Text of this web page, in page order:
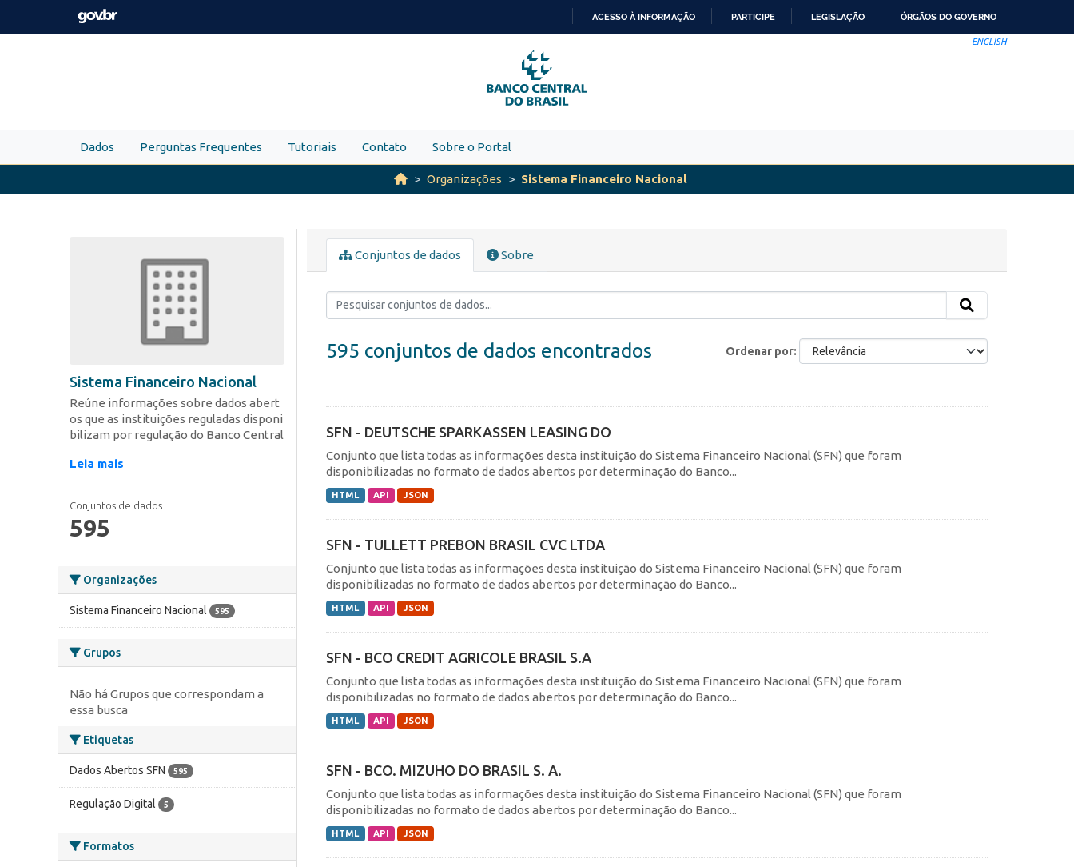
Skip to main content
PARA
O
CONTEÚDO
ACESSO À INFORMAÇÃO PARTICIPE LEGISLAÇÃO ÓRGÃOS DO GOVERNO
ENGLISH
Dados Perguntas Frequentes Tutoriais Contato Sobre o Portal
Organizações Sistema Financeiro Nacional
Sistema Financeiro Nacional
Reúne informações sobre dados abert
os que as instituições reguladas disponi
bilizam por regulação do Banco Central
Leia mais
Conjuntos de dados
595
Organizações
Sistema Financeiro Nacional 595
Grupos
Não há Grupos que correspondam a
essa busca
Etiquetas
Dados Abertos SFN 595
Regulação Digital 5
Formatos
Conjuntos de dados Sobre
Ordenar por
595 conjuntos de dados encontrados
SFN - DEUTSCHE SPARKASSEN LEASING DO
Conjunto que lista todas as informações desta instituição do Sistema Financeiro Nacional (SFN) que foram
disponibilizadas no formato de dados abertos por determinação do Banco...
HTML API JSON
SFN - TULLETT PREBON BRASIL CVC LTDA
Conjunto que lista todas as informações desta instituição do Sistema Financeiro Nacional (SFN) que foram
disponibilizadas no formato de dados abertos por determinação do Banco...
HTML API JSON
SFN - BCO CREDIT AGRICOLE BRASIL S.A
Conjunto que lista todas as informações desta instituição do Sistema Financeiro Nacional (SFN) que foram
disponibilizadas no formato de dados abertos por determinação do Banco...
HTML API JSON
SFN - BCO. MIZUHO DO BRASIL S. A.
Conjunto que lista todas as informações desta instituição do Sistema Financeiro Nacional (SFN) que foram
disponibilizadas no formato de dados abertos por determinação do Banco...
HTML API JSON